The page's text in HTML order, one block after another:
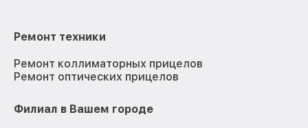
Ремонт техники
Ремонт коллиматорных прицелов
Ремонт оптических прицелов
Филиал в Вашем городе